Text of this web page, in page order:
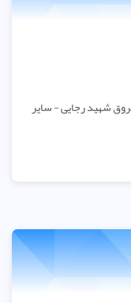
شهید رجایی - سایر